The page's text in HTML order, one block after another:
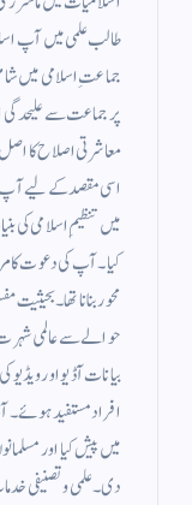
طالب علمی میں آپ
جماعتِ اسلامی میں
پر جماعت سے علیحدگی
معاشرتی اصلاح کا
میں تنظیمِ اسلامی کی
کیا۔ آپ کی دعوت کا
محور بنانا تھا۔
حوالے سے عالمی
بیانات آڈیو اور
افراد مستفید ہوئے۔
میں پیش کیا اور
دی۔ علمی و تصنیفی